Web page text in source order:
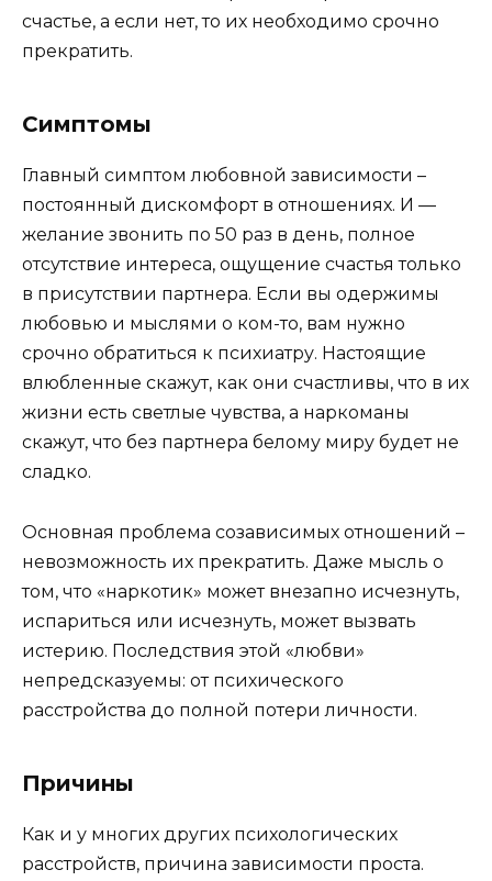
счастье, а если нет, то их необходимо срочно
прекратить.
Cимптомы
Главный симптом любовной зависимости –
постоянный дискомфорт в отношениях. И —
желание звонить по 50 раз в день, полное
отсутствие интереса, ощущение счастья только
в присутствии партнера. Если вы одержимы
любовью и мыслями о ком-то, вам нужно
срочно обратиться к психиатру. Настоящие
влюбленные скажут, как они счастливы, что в их
жизни есть светлые чувства, а наркоманы
скажут, что без партнера белому миру будет не
сладко.
Основная проблема созависимых отношений –
невозможность их прекратить. Даже мысль о
том, что «наркотик» может внезапно исчезнуть,
испариться или исчезнуть, может вызвать
истерию. Последствия этой «любви»
непредсказуемы: от психического
расстройства до полной потери личности.
Причины
Как и у многих других психологических
расстройств, причина зависимости проста.